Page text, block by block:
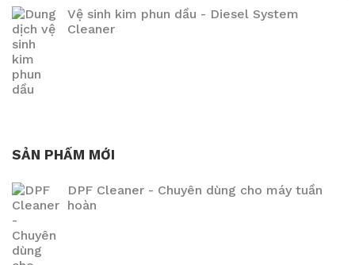
Vệ sinh kim phun dầu - Diesel System
Cleaner
SẢN PHẨM MỚI
DPF Cleaner - Chuyên dùng cho máy tuần
hoàn